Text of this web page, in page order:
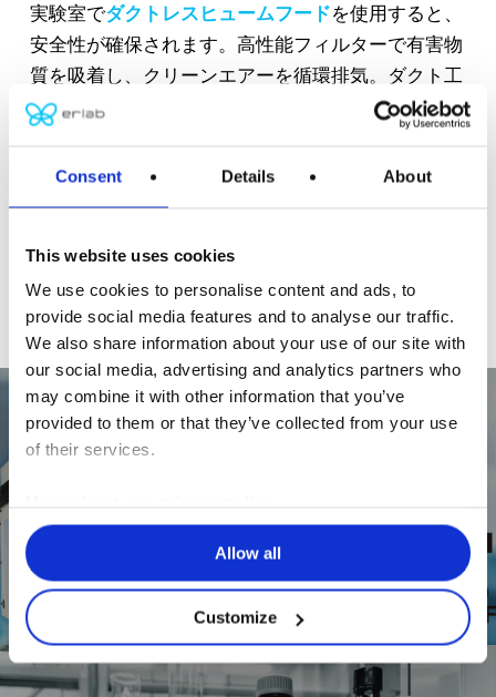
Consent Details About
This website uses cookies
We use cookies to personalise content and ads, to
provide social media features and to analyse our traffic.
We also share information about your use of our site with
our social media, advertising and analytics partners who
may combine it with other information that you’ve
provided to them or that they’ve collected from your use
of their services.
Allow all
Customize
実験室でダクトレスヒュームフードを使用すると、
安全性が確保されます。高性能フィルターで有害物
質を吸着し、クリーンエアーを循環排気。ダクト工
事が不要なため設置や移動が容易で、空調ロスがな
※使用物質、使用状態、頻度等によっては、ダクト
す。